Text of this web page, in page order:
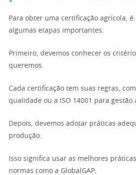
Para obter uma certificação agrícola,
algumas etapas importantes.
Primeiro, devemos conhecer os
queremos.
Cada certificação tem suas regras,
qualidade ou a ISO 14001 para gestão
Depois, devemos adotar práticas
produção.
Isso significa usar as melhores
normas como a GlobalGAP.